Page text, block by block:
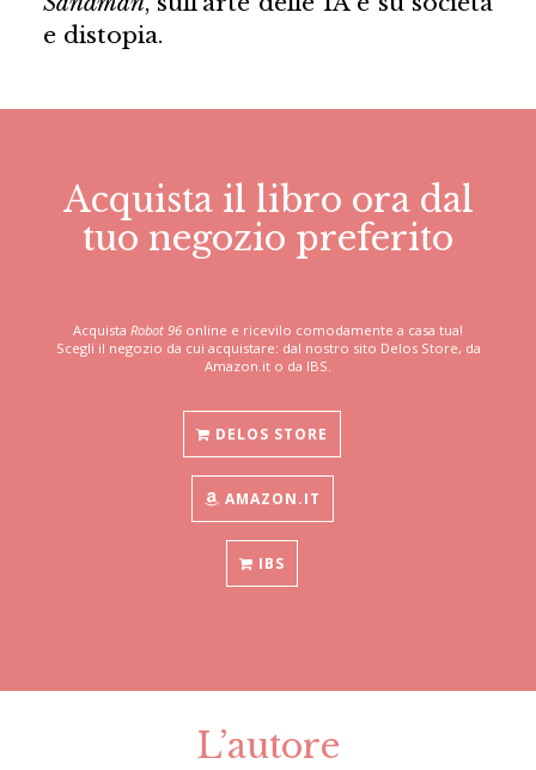
e distopia.
Acquista il libro ora dal
tuo negozio preferito
Acquista Robot 96 online e ricevilo comodamente a casa tua!
Scegli il negozio da cui acquistare: dal nostro sito Delos Store, da
Amazon.it o da IBS.
DELOS STORE
AMAZON.IT
IBS
L’autore